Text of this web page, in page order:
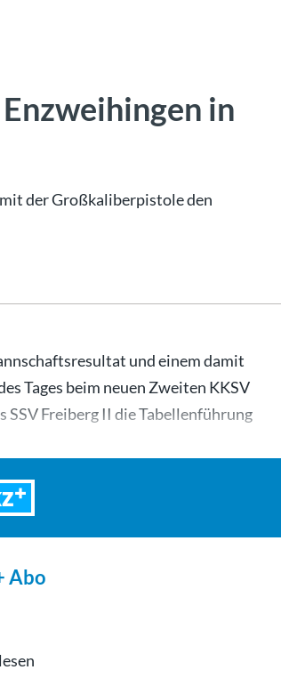
in
der Großkaliberpistole den
und einem damit
Tages beim neuen Zweiten KKSV
SSV Freiberg II die Tabellenführung
Abo